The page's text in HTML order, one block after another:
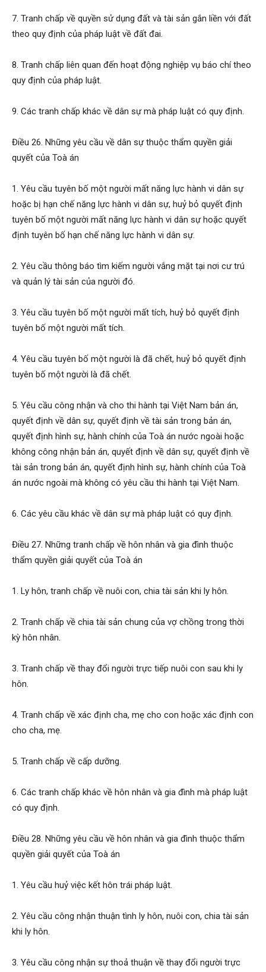
7. Tranh chấp về quyền sử dụng đất và tài sản gắn liền với đất
theo quy định của pháp luật về đất đai.
8. Tranh chấp liên quan đến hoạt động nghiệp vụ báo chí theo
quy định của pháp luật.
9. Các tranh chấp khác về dân sự mà pháp luật có quy định.
Điều 26. Những yêu cầu về dân sự thuộc thẩm quyền giải
quyết của Toà án
1. Yêu cầu tuyên bố một người mất năng lực hành vi dân sự
hoặc bị hạn chế năng lực hành vi dân sự, huỷ bỏ quyết định
tuyên bố một người mất năng lực hành vi dân sự hoặc quyết
định tuyên bố hạn chế năng lực hành vi dân sự.
2. Yêu cầu thông báo tìm kiếm người vắng mặt tại nơi cư trú
và quản lý tài sản của người đó.
3. Yêu cầu tuyên bố một người mất tích, huỷ bỏ quyết định
tuyên bố một người mất tích.
4. Yêu cầu tuyên bố một người là đã chết, huỷ bỏ quyết định
tuyên bố một người là đã chết.
5. Yêu cầu công nhận và cho thi hành tại Việt Nam bản án,
quyết định về dân sự, quyết định về tài sản trong bản án,
quyết định hình sự, hành chính của Toà án nước ngoài hoặc
không công nhận bản án, quyết định về dân sự, quyết định về
tài sản trong bản án, quyết định hình sự, hành chính của Toà
án nước ngoài mà không có yêu cầu thi hành tại Việt Nam.
6. Các yêu cầu khác về dân sự mà pháp luật có quy định.
Điều 27. Những tranh chấp về hôn nhân và gia đình thuộc
thẩm quyền giải quyết của Toà án
1. Ly hôn, tranh chấp về nuôi con, chia tài sản khi ly hôn.
2. Tranh chấp về chia tài sản chung của vợ chồng trong thời
kỳ hôn nhân.
3. Tranh chấp về thay đổi người trực tiếp nuôi con sau khi ly
hôn.
4. Tranh chấp về xác định cha, mẹ cho con hoặc xác định con
cho cha, mẹ.
5. Tranh chấp về cấp dưỡng.
6. Các tranh chấp khác về hôn nhân và gia đình mà pháp luật
có quy định.
Điều 28. Những yêu cầu về hôn nhân và gia đình thuộc thẩm
quyền giải quyết của Toà án
1. Yêu cầu huỷ việc kết hôn trái pháp luật.
2. Yêu cầu công nhận thuận tình ly hôn, nuôi con, chia tài sản
khi ly hôn.
3. Yêu cầu công nhận sự thoả thuận về thay đổi người trực